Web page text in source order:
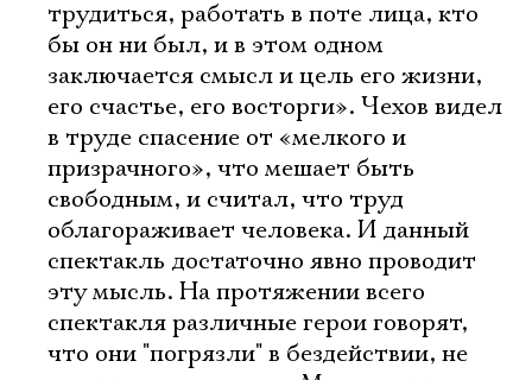
трудиться, работать в поте лица, кто
бы он ни был, и в этом одном
заключается смысл и цель его жизни,
его счастье, его восторги». Чехов видел
в труде спасение от «мелкого и
призрачного», что мешает быть
свободным, и считал, что труд
облагораживает человека. И данный
спектакль достаточно явно проводит
эту мысль. На протяжении всего
спектакля различные герои говорят,
что они "погрязли" в бездействии, не